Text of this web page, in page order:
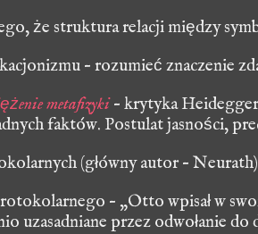
że struktura relacji między
–rozumieć znaczenie
metafizyki– krytyka
faktów. Postulat jasności,
(główny autor –Neurath
– „Otto wpisał w
uzasadniane przez odwołanie do